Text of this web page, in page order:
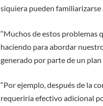
siquiera pueden
“Muchos de estos problemas
haciendo para abordar
generado por parte de un
“Por ejemplo, después de la
requeriría efectivo adicional